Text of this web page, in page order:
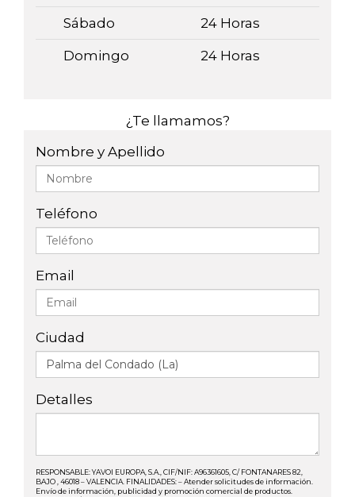
Sábado 24 Horas
Domingo 24 Horas
¿Te llamamos?
Nombre y Apellido
Teléfono
Email
Ciudad
Detalles
RESPONSABLE: YAVOI EUROPA, S.A., CIF/NIF: A96361605, C/ FONTANARES 82,
BAJO , 46018 – VALENCIA. FINALIDADES: – Atender solicitudes de información.
Envío de información, publicidad y promoción comercial de productos.